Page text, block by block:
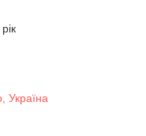
Україна